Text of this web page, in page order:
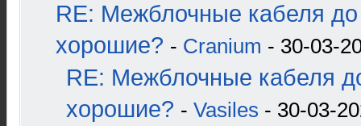
RE: Межблочные кабеля до
хорошие? - Cranium - 30-03-
RE: Межблочные кабеля
хорошие? - Vasiles - 30-03-